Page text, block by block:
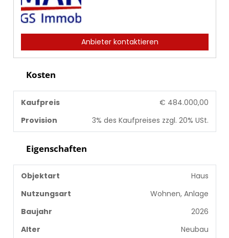
Anbieter kontaktieren
Kosten
Kaufpreis
€ 484.000,00
Provision
3% des Kaufpreises zzgl. 20% USt.
Eigenschaften
Objektart
Haus
Nutzungsart
Wohnen, Anlage
Baujahr
2026
Alter
Neubau